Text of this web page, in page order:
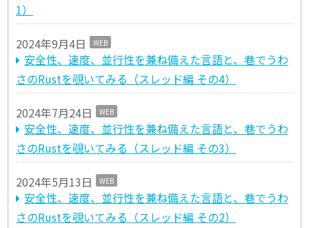
1）
2024年9月4日 WEB
安全性、速度、並行性を兼ね備えた言語と、巷でうわ
さのRustを覗いてみる（スレッド編 その4）
2024年7月24日 WEB
安全性、速度、並行性を兼ね備えた言語と、巷でうわ
さのRustを覗いてみる（スレッド編 その3）
2024年5月13日 WEB
安全性、速度、並行性を兼ね備えた言語と、巷でうわ
さのRustを覗いてみる（スレッド編 その2）